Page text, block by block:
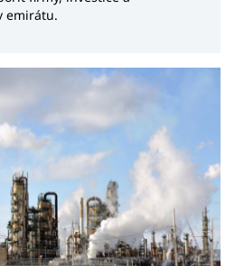
že kromě oběda mají
době absolvovat modlitbu,
emirátu.